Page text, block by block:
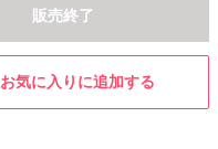
販売終了
お気に入りに追加する